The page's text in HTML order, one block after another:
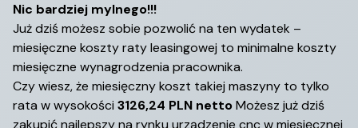
Nic bardziej mylnego!!!
Już dziś możesz sobie pozwolić na ten wydatek –
miesięczne koszty raty leasingowej to minimalne koszty
miesięczne wynagrodzenia pracownika.
Czy wiesz, że miesięczny koszt takiej maszyny to tylko
rata w wysokości 3126,24 PLN nettoMożesz już dziś
zakupić najlepszy na rynku urządzenie cnc w miesięcznej